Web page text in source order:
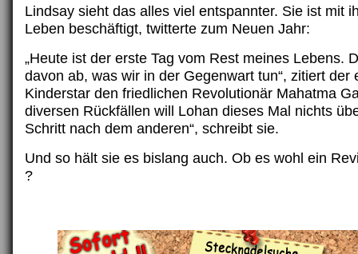
Lindsay sieht das alles viel entspannter. Sie ist mit
Leben beschäftigt, twitterte zum Neuen Jahr:
„Heute ist der erste Tag vom Rest meines Lebens.
davon ab, was wir in der Gegenwart tun“, zitiert der
Kinderstar den friedlichen Revolutionär Mahatma
diversen Rückfällen will Lohan dieses Mal nichts
Schritt nach dem anderen“, schreibt sie.
Und so hält sie es bislang auch. Ob es wohl ein
?